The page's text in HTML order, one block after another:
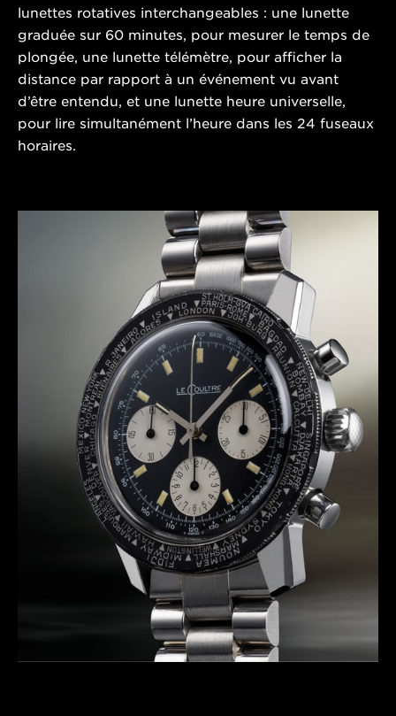
lunettes rotatives interchangeables : une lunette
graduée sur 60 minutes, pour mesurer le temps de
plongée, une lunette télémètre, pour afficher la
distance par rapport à un événement vu avant
d’être entendu, et une lunette heure universelle,
pour lire simultanément l’heure dans les 24 fuseaux
horaires.